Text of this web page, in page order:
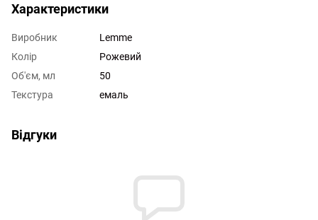
Характеристики
Виробник
Lemme
Колір
Рожевий
Об'єм, мл
50
Текстура
емаль
Відгуки